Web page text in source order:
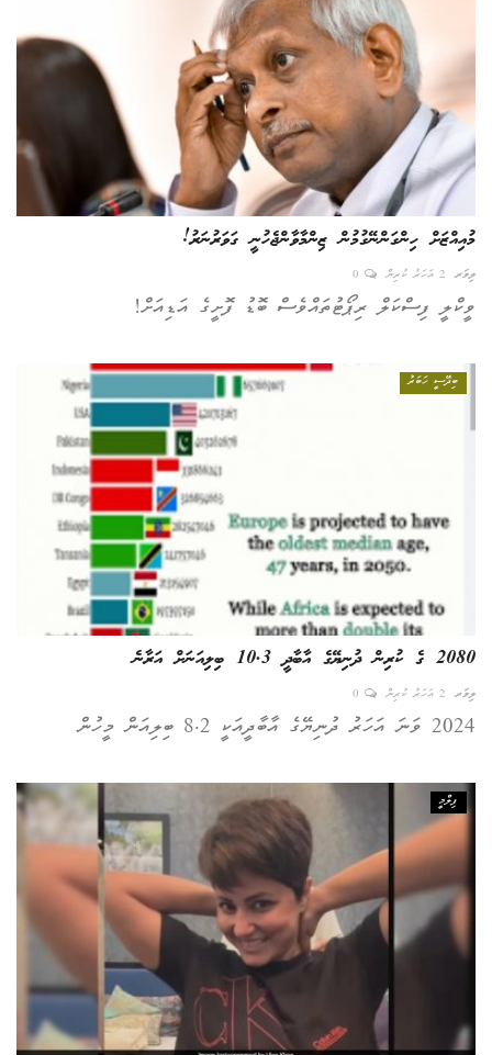
މުއިއްޒަށް ހިންގަންނޭގުމުން ޒިންމާވާންޖެހުނީ ގަވަރުނަރު!
ލިވަރ 2 އަހަރު ކުރިން 0
ވީކްލީ ފިސްކަލް ރިޕޯޓުތައްވެސް ބޮޑު ފޮށީގެ އަޑިއަށް!
ބިދޭސީ ހަބަރު
2080 ގެ ކުރިން ދުނިޔޭގެ އާބާދީ 10.3 ބިލިއަނަށް އަރާނެ
ލިވަރ 2 އަހަރު ކުރިން 0
2024 ވަނަ އަހަރު ދުނިޔޭގެ އާބާދީއަކީ 8.2 ބިލިއަން މީހުން
ފިލްމީ